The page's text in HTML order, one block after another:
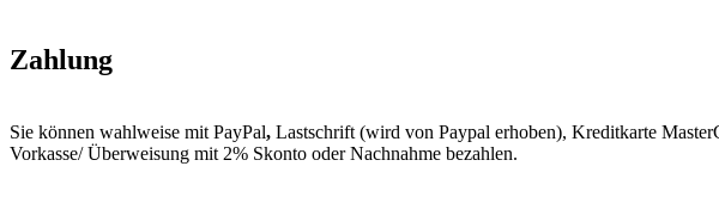
Zahlung
Sie können wahlweise mit PayPal, Lastschrift (wird von Paypal erhoben), Kreditkarte
Vorkasse/ Überweisung mit 2% Skonto oder Nachnahme bezahlen.